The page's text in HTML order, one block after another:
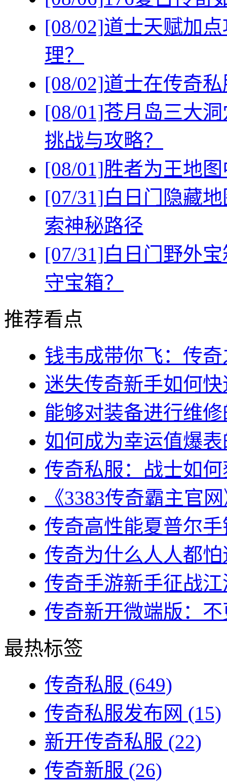
[08/02]道士天赋加
理？
[08/02]道士在传奇
[08/01]苍月岛三大
挑战与攻略？
[08/01]胜者为王地
[07/31]白日门隐藏
索神秘路径
[07/31]白日门野外
守宝箱？
推荐看点
钱韦成带你飞：传
迷失传奇新手如何
能够对装备进行维
如何成为幸运值爆
传奇私服：战士如
《3383传奇霸主官
传奇高性能夏普尔
传奇为什么人人都
传奇手游新手征战
传奇新开微端版：
最热标签
传奇私服 (649)
传奇私服发布网 (15)
新开传奇私服 (22)
传奇新服 (26)